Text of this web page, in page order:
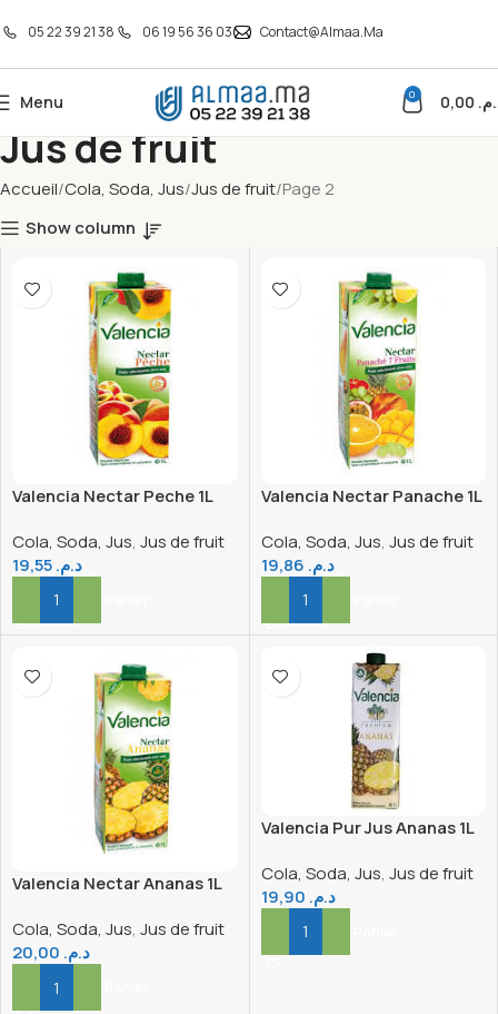
05 22 39 21 38 06 19 56 36 03 Contact@almaa.ma
Menu 0
Jus de fruit
Accueil Cola, Soda, Jus Jus de fruit Page 2
Show column
Valencia Nectar Peche 1L
Cola, Soda, Jus, Jus de fruit
د.م.
Ajouter Au Panier
Valencia Nectar Panache 1L
Cola, Soda, Jus, Jus de fruit
د.م.
Ajouter Au Panier
Valencia Nectar Ananas 1L
Cola, Soda, Jus, Jus de fruit
د.م.
Ajouter Au Panier
Valencia Pur Jus Ananas 1L
Cola, Soda, Jus, Jus de fruit
د.م.
Ajouter Au Panier